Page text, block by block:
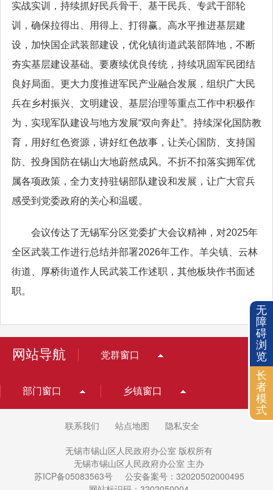
实战实训，持续抓好民兵骨干、基干民兵、专武干部轮
训，确保拉得出、用得上、打得赢。高水平推进基层建
设，加快国企武装部建设，优化镇街道武装部阵地，不断
夯实基层建设基础。要赓续优良传统，持续巩固军民团结
良好局面。更大力度推进军民产业融合发展，组织广大民
兵在乡村振兴、文明建设、基层治理等重点工作中积极作
为，实现军队建设与地方发展“双向奔赴”。持续深化国防教
育，用好红色资源，讲好红色故事，让关心国防、支持国
防、投身国防在锡山大地蔚然成风。不折不扣落实拥军优
属各项政策，全力支持驻锡部队建设和发展，让广大官兵
感受到党委政府的关心和温暖。
会议传达了无锡军分区党委扩大会议精神，对2025年
全区武装工作进行总结并部署2026年工作。羊尖镇、云林
街道、厚桥街道作人民武装工作述职，其他板块作书面述
职。
网站导航 党群窗口
部门窗口 乡镇窗口
联系我们 站点地图 隐私安全
无锡市锡山区人民政府办公室 版权所有
无锡市锡山区人民政府办公室 主办
苏ICP备05083563号
公安备案号：32020502000495
无
障
碍
浏
览
长
者
模
式